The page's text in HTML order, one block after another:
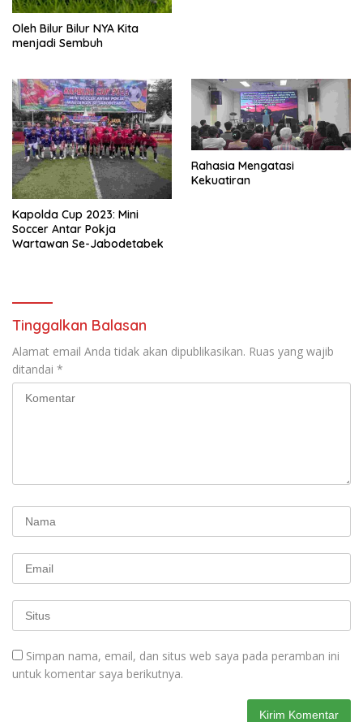
Oleh Bilur Bilur NYA Kita
menjadi Sembuh
Kapolda Cup 2023: Mini
Soccer Antar Pokja
Wartawan Se-Jabodetabek
Rahasia Mengatasi
Kekuatiran
Tinggalkan Balasan
Alamat email Anda tidak akan dipublikasikan. Ruas yang wajib
ditandai *
Simpan nama, email, dan situs web saya pada peramban ini
untuk komentar saya berikutnya.